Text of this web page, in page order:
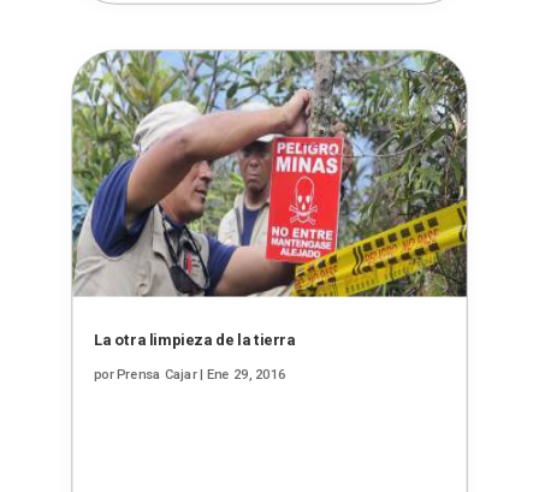
La otra limpieza de la tierra
porPrensa Cajar| Ene 29, 2016